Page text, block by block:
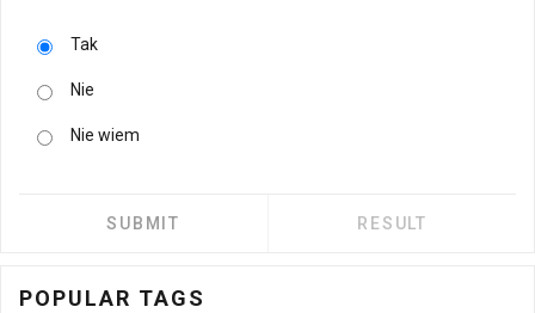
Tak
Nie
Nie wiem
POPULAR TAGS